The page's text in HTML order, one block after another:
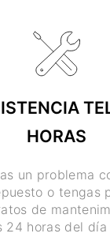
HORAS
un problema
o tengas
de
24 horas del